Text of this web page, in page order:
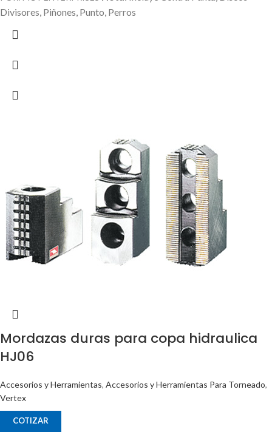
Divisores, Piñones, Punto, Perros
Mordazas duras para copa hidraulica
HJ06
Accesorios y Herramientas, Accesorios y Herramientas Para Torneado,
Vertex
COTIZAR